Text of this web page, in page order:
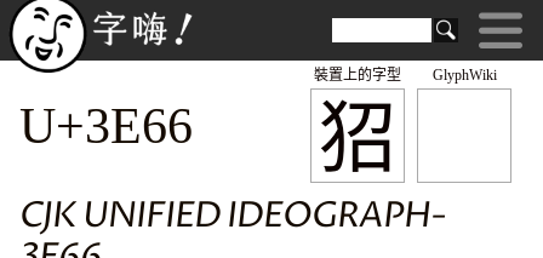
GlyphWiki
㹦
裝置上的字型
U+3E66
CJK UNIFIED IDEOGRAPH-